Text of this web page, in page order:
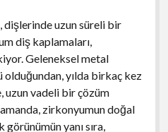
dişlerinde uzun süreli bir
diş kaplamaları,
Geleneksel metal
yılda birkaç kez
uzun vadeli bir çözüm
zirkonyumun doğal
yanı sıra,